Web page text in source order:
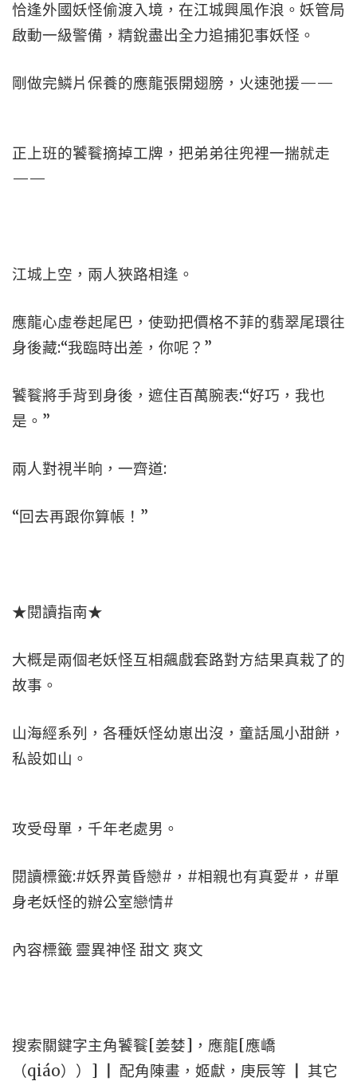
恰逢外國妖怪偷渡入境，在江城興風作浪。妖管局
啟動一級警備，精銳盡出全力追捕犯事妖怪。
剛做完鱗片保養的應龍張開翅膀，火速弛援——
正上班的饕餮摘掉工牌，把弟弟往兜裡一揣就走
——
江城上空，兩人狹路相逢。
應龍心虛卷起尾巴，使勁把價格不菲的翡翠尾環往
身後藏:“我臨時出差，你呢？”
饕餮將手背到身後，遮住百萬腕表:“好巧，我也
是。”
兩人對視半晌，一齊道:
“回去再跟你算帳！”
★閱讀指南★
大概是兩個老妖怪互相飆戲套路對方結果真栽了的
故事。
山海經系列，各種妖怪幼崽出沒，童話風小甜餅，
私設如山。
攻受母單，千年老處男。
閱讀標籤:#妖界黃昏戀#，#相親也有真愛#，#單
身老妖怪的辦公室戀情#
內容標籤 靈異神怪 甜文 爽文
搜索關鍵字主角饕餮[姜婪]，應龍[應嶠
（qiáo））] ┃ 配角陳畫，姬獻，庚辰等 ┃ 其它